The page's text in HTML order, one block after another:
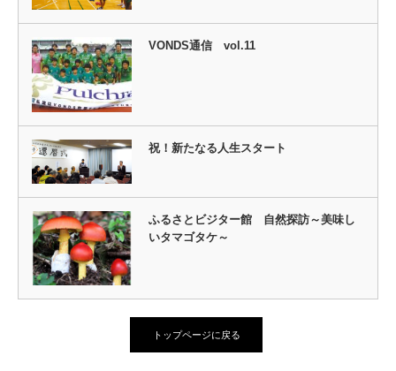
VONDS通信 vol.11
祝！新たなる人生スタート
ふるさとビジター館 自然探訪～美味し
いタマゴタケ～
トップページに戻る